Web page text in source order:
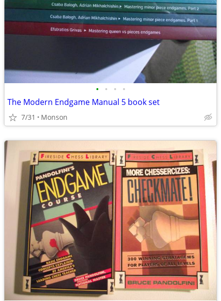
• • • •
The Modern Endgame Manual 5 book set
7/31 Monson